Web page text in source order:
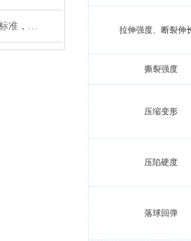
配电房预防性试验收费标准，高压柜/变压器/继电保护测试DL/T596 拉伸强度、断裂伸
撕裂强度
压缩变形
压陷硬度
落球回弹